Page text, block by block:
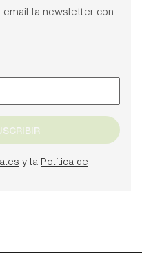
email la newsletter con
y la Política de